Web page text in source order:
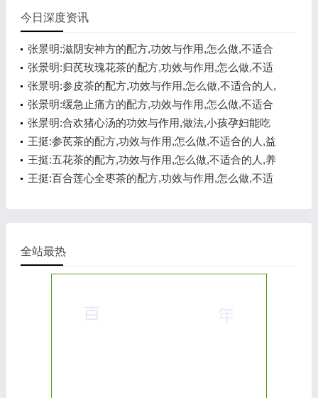
今日深度资讯
张景明:滋阴安神方的配方,功效与作用,怎么做,不适合
的人,悦心安神
张景明:归芪玫瑰花茶的配方,功效与作用,怎么做,不适
合的人,补气养血
张景明:参皮茶的配方,功效与作用,怎么做,不适合的人,
健脾开胃
张景明:缓急止痛方的配方,功效与作用,怎么做,不适合
的人,化痰醒神
张景明:合欢猪心汤的功效与作用,做法,小孩孕妇能吃
吗,悦心安神
王挺:参芪茶的配方,功效与作用,怎么做,不适合的人,益
气温阳
王挺:五花茶的配方,功效与作用,怎么做,不适合的人,养
心安神
王挺:百合莲心全枣茶的配方,功效与作用,怎么做,不适
全站最热